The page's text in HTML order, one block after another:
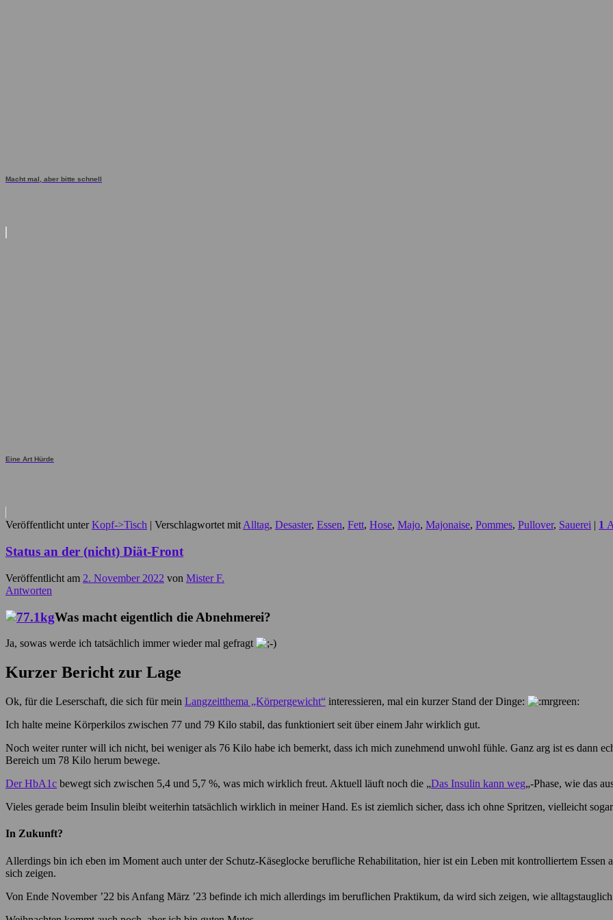
Macht mal, aber bitte schnell
Eine Art Hürde
Veröffentlicht unter Kopf->Tisch | Verschlagwortet mit Alltag, Desaster, Essen, Fett, Hose, Majo, Majonaise, Pommes, Pullover, Sauerei | 1
Status an der (nicht) Diät-Front
Veröffentlicht am 2. November 2022 von Mister F.
Antworten
Was macht eigentlich die Abnehmerei?
Ja, sowas werde ich tatsächlich immer wieder mal gefragt
Kurzer Bericht zur Lage
Ok, für die Leserschaft, die sich für mein Langzeitthema „Körpergewicht“ interessieren, mal ein kurzer Stand der Dinge:
Ich halte meine Körperkilos zwischen 77 und 79 Kilo stabil, das funktioniert seit über einem Jahr wirklich gut.
Noch weiter runter will ich nicht, bei weniger als 76 Kilo habe ich bemerkt, dass ich mich zunehmend unwohl fühle. Ganz arg ist es dann
Bereich um 78 Kilo herum bewege.
Der HbA1c bewegt sich zwischen 5,4 und 5,7 %, was mich wirklich freut. Aktuell läuft noch die „Das Insulin kann weg„-Phase, wie das
Vieles gerade beim Insulin bleibt weiterhin tatsächlich wirklich in meiner Hand. Es ist ziemlich sicher, dass ich ohne Spritzen, vielleicht
In Zukunft?
Allerdings bin ich eben im Moment auch unter der Schutz-Käseglocke berufliche Rehabilitation, hier ist ein Leben mit kontrolliertem Essen
sich zeigen.
Von Ende November ’22 bis Anfang März ’23 befinde ich mich allerdings im beruflichen Praktikum, da wird sich zeigen, wie